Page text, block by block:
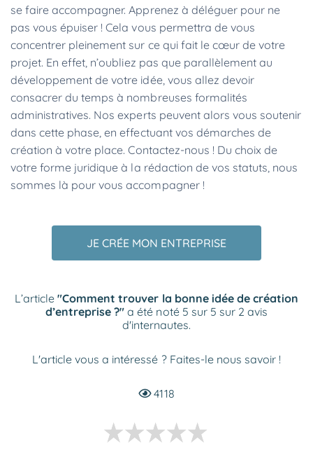
se faire accompagner. Apprenez à déléguer pour ne
pas vous épuiser ! Cela vous permettra de vous
concentrer pleinement sur ce qui fait le cœur de votre
projet. En effet, n’oubliez pas que parallèlement au
développement de votre idée, vous allez devoir
consacrer du temps à nombreuses formalités
administratives. Nos experts peuvent alors vous soutenir
dans cette phase, en effectuant vos démarches de
création à votre place. Contactez-nous ! Du choix de
votre forme juridique à la rédaction de vos statuts, nous
sommes là pour vous accompagner !
JE CRÉE MON ENTREPRISE
L’article"Comment trouver la bonne idée de création
d’entreprise ?" a été noté 5 sur 5 sur 2 avis
d'internautes.
L'article vous a intéressé ? Faites-le nous savoir !
4118